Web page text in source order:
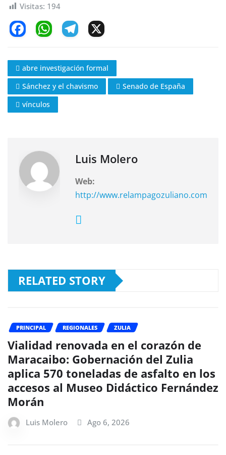
Visitas: 194
c
e
b
o
W
at
s
A
p
e
gr
a
abre investigación formal
Sánchez y el chavismo
Senado de España
vínculos
Luis Molero
Web:
http://www.relampagozuliano.com
RELATED STORY
PRINCIPAL REGIONALES ZULIA
Vialidad renovada en el corazón de
Maracaibo: Gobernación del Zulia
aplica 570 toneladas de asfalto en los
accesos al Museo Didáctico Fernández
Morán
Luis Molero Ago 6, 2026